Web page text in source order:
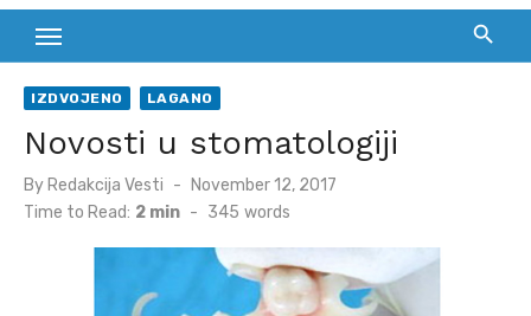
IZDVOJENO LAGANO
Novosti u stomatologiji
By Redakcija Vesti
Posted
November 12, 2017
Time to Read: 2 min - 345 words